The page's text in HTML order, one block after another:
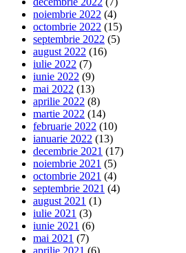
noiembrie 2022 (4)
octombrie 2022 (15)
septembrie 2022 (5)
august 2022 (16)
iulie 2022 (7)
iunie 2022 (9)
mai 2022 (13)
aprilie 2022 (8)
martie 2022 (14)
februarie 2022 (10)
ianuarie 2022 (13)
decembrie 2021 (17)
noiembrie 2021 (5)
octombrie 2021 (4)
septembrie 2021 (4)
august 2021 (1)
iulie 2021 (3)
iunie 2021 (6)
mai 2021 (7)
aprilie 2021 (6)